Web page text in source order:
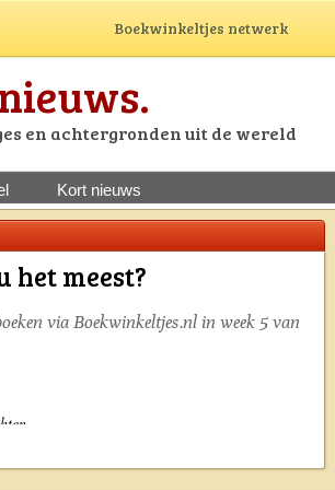
Boekwinkeltjes netwerk
en achtergronden uit de wereld
Kort nieuws
het meest?
via Boekwinkeltjes.nl in week 5 van